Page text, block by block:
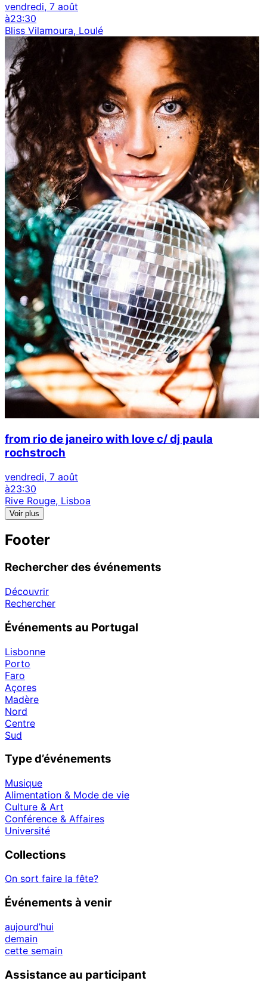
vendredi, 7 août
à23:30
Bliss Vilamoura, Loulé
from rio de janeiro with love c/ dj paula
rochstroch
vendredi, 7 août
à23:30
Rive Rouge, Lisboa
Voir plus
Footer
Rechercher des événements
Découvrir
Rechercher
Événements au Portugal
Lisbonne
Porto
Faro
Açores
Madère
Nord
Centre
Sud
Type d’événements
Musique
Alimentation & Mode de vie
Culture & Art
Conférence & Affaires
Université
Collections
On sort faire la fête?
Événements à venir
aujourd’hui
demain
cette semain
Assistance au participant